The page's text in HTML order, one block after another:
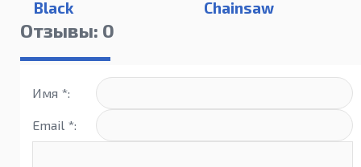
Black
Edition
Chainsaw
Отзывы: 0
Имя *:
Email *: